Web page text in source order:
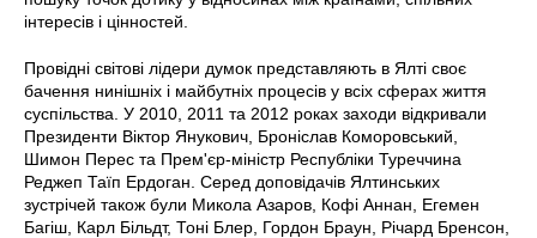
інтересів і цінностей.
Провідні світові лідери думок представляють в Ялті своє
бачення нинішніх і майбутніх процесів у всіх сферах життя
суспільства. У 2010, 2011 та 2012 роках заходи відкривали
Президенти Віктор Янукович, Броніслав Коморовський,
Шимон Перес та Прем'єр-міністр Республіки Туреччина
Реджеп Таїп Ердоган. Серед доповідачів Ялтинських
зустрічей також були Микола Азаров, Кофі Аннан, Егемен
Багіш, Карл Більдт, Тоні Блер, Гордон Браун, Річард Бренсон,